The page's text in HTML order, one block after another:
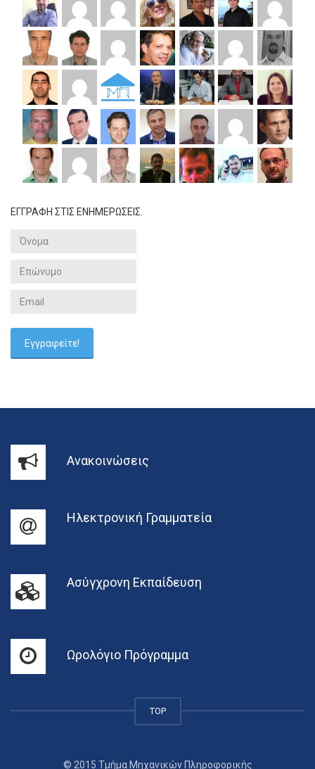
ΕΓΓΡΑΦΗ ΣΤΙΣ ΕΝΗΜΕΡΩΣΕΙΣ.
Ανακοινώσεις
Ηλεκτρονική Γραμματεία
Ασύγχρονη Εκπαίδευση
Ωρολόγιο Πρόγραμμα
TOP
© 2015 Τμήμα Μηχανικών Πληροφορικής